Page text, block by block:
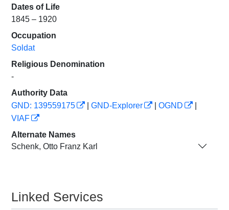
Dates of Life
1845 – 1920
Occupation
Soldat
Religious Denomination
-
Authority Data
GND: 139559175
GND-Explorer OGND
VIAF
Alternate Names
Schenk, Otto Franz Karl
Linked Services